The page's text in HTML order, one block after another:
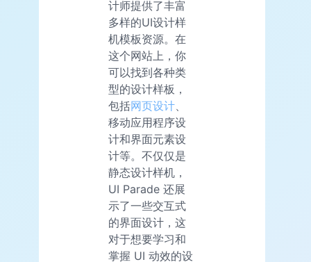
计师提供了丰富
多样的UI设计样
机模板资源。在
这个网站上，你
可以找到各种类
型的设计样板，
包括网页设计
移动应用程序设
计和界面元素设
计等。不仅仅是
静态设计样机，
UI Parade 还展
示了一些交互式
的界面设计，这
对于想要学习和
掌握 UI 动效的设